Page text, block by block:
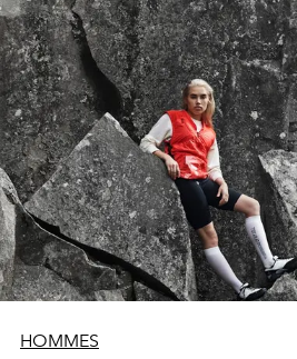
HOMMES